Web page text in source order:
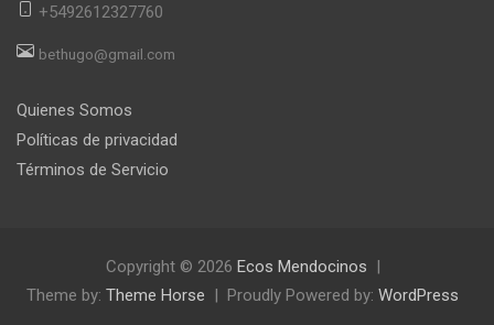
+5492612327760
bethugo@gmail.com
Quienes Somos
Políticas de privacidad
Términos de Servicio
Copyright © 2026 Ecos Mendocinos
Theme by: Theme Horse Proudly Powered by: WordPress